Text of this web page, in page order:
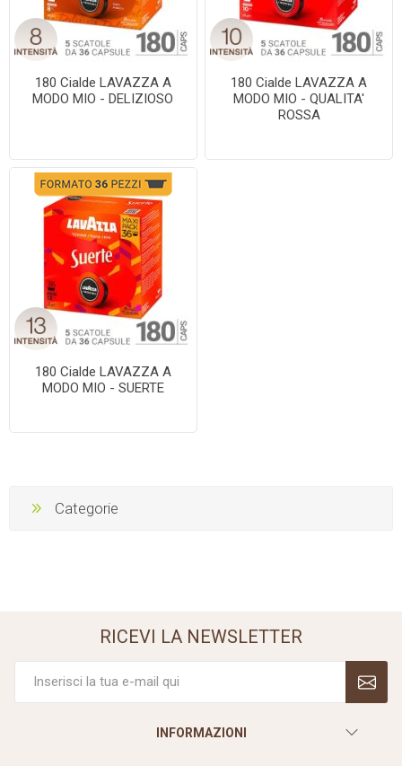
180 Cialde LAVAZZA A
MODO MIO - DELIZIOSO
180 Cialde LAVAZZA A
MODO MIO - QUALITA'
ROSSA
180 Cialde LAVAZZA A
MODO MIO - SUERTE
Categorie
RICEVI LA NEWSLETTER
INFORMAZIONI